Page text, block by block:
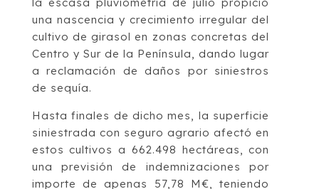
una nascencia y crecimiento irregular del
cultivo de girasol en zonas concretas del
Centro y Sur de la Península, dando lugar
a reclamación de daños por siniestros
de sequía.
Hasta finales de dicho mes, la superficie
siniestrada con seguro agrario afectó en
estos cultivos a 662.498 hectáreas, con
una previsión de indemnizaciones por
importe de apenas 57,78 M€, teniendo